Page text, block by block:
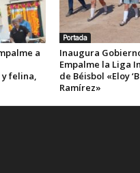
a
felina,
Portada
Inaugura
Empalme la Liga
de Béisbol «Eloy
Ramírez»